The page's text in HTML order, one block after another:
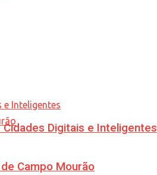
Campo Mourão
Digitais e Inteligentes